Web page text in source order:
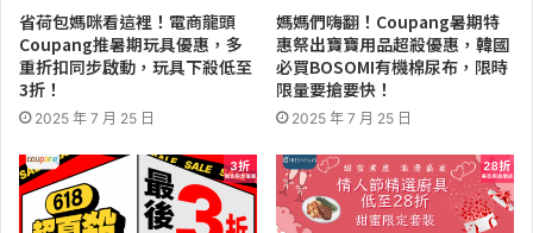
省荷包媽咪看這裡！電商龍頭
Coupang推暑期玩具優惠，多
重折扣同步啟動，玩具下殺低至
3折！
2025 年 7 月 25 日
媽媽們嗨翻！Coupang暑期特
惠祭出寶寶用品超殺優惠，韓國
必買BOSOMI有機棉尿布，限時
限量要搶要快！
2025 年 7 月 25 日